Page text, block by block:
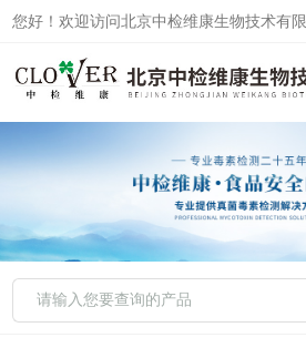
您好！欢迎访问北京中检维康生物技术有